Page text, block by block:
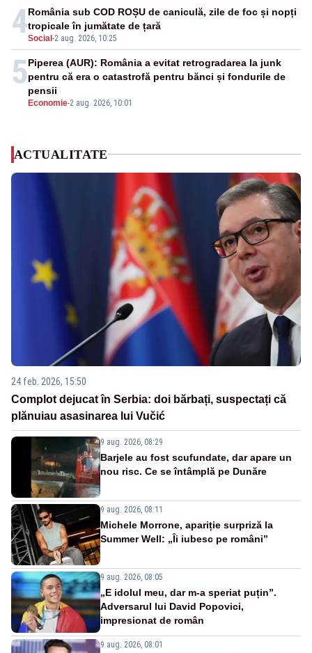
4Social -2 aug. 2026, 10:25
România sub COD ROȘU de caniculă, zile de foc și nopți
tropicale în jumătate de țară
5
Economie-2 aug. 2026, 10:01
Piperea (AUR): România a evitat retrogradarea la junk
pentru că era o catastrofă pentru bănci și fondurile de
pensii
ACTUALITATE
24 feb. 2026, 15:50
Complot dejucat în Serbia: doi bărbați, suspectați că
plănuiau asasinarea lui Vučić
9 aug. 2026, 08:29
Barjele au fost scufundate, dar apare un
nou risc. Ce se întâmplă pe Dunăre
9 aug. 2026, 08:11
Michele Morrone, apariție surpriză la
Summer Well: „Îi iubesc pe români”
9 aug. 2026, 08:05
„E idolul meu, dar m-a speriat puțin”.
Adversarul lui David Popovici,
impresionat de român
9 aug. 2026, 08:01